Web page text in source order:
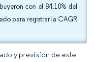
con el 84,10% del
para registrar la CAGR
y previsión de este